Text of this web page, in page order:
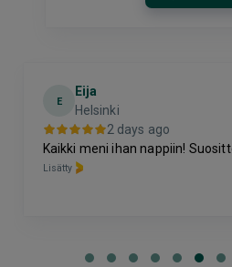
E
Eija
Helsinki
2 days ago
Kaikki meni ihan nappiin!
Lisätty